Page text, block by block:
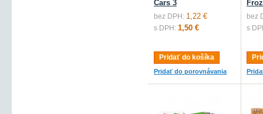
Cars 3
bez DPH: 1,22 €
s DPH: 1,50 €
Pridať do košíka
Pridať do porovnávania
bez
s